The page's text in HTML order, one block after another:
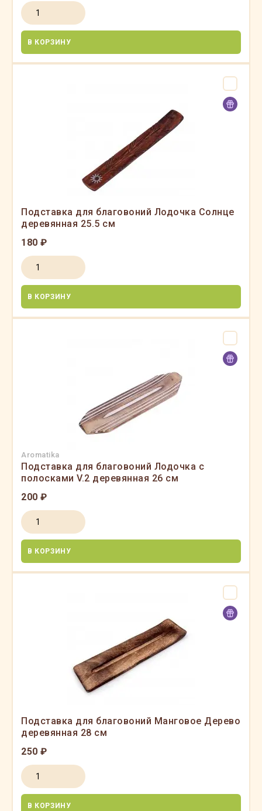
В КОРЗИНУ
Подставка для благовоний Лодочка Солнце
деревянная 25.5 см
180 ₽
В КОРЗИНУ
Aromatika
Подставка для благовоний Лодочка с
полосками V.2 деревянная 26 см
200 ₽
В КОРЗИНУ
Подставка для благовоний Манговое Дерево
деревянная 28 см
250 ₽
В КОРЗИНУ